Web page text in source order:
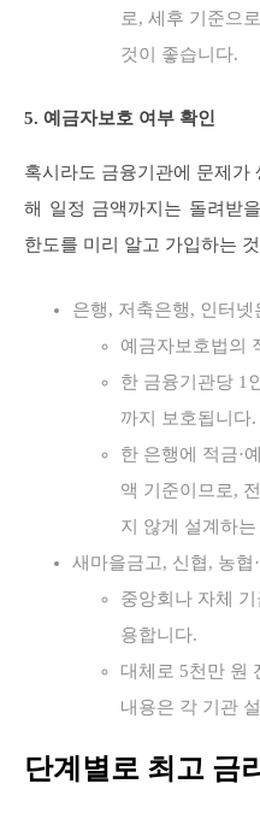
로, 세후 기준으
것이 좋습니다.
5. 예금자보호 여부 확인
혹시라도 금융기관에 문제가
해 일정 금액까지는 돌려받
한도를 미리 알고 가입하는
은행, 저축은행, 인터넷
예금자보호법의
한 금융기관당 1
까지 보호됩니다.
한 은행에 적금·
액 기준이므로,
지 않게 설계하
새마을금고, 신협, 농협
중앙회나 자체
용합니다.
대체로 5천만 원
내용은 각 기관
단계별로 최고 금